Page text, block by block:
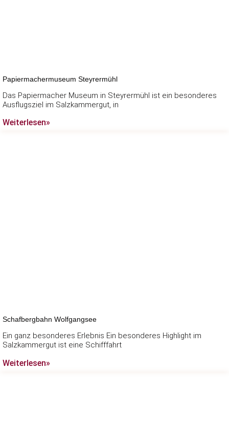
Papiermachermuseum Steyrermühl
Das Papiermacher Museum in Steyrermühl ist ein besonderes
Ausflugsziel im Salzkammergut, in
Weiterlesen»
Schafbergbahn Wolfgangsee
Ein ganz besonderes Erlebnis Ein besonderes Highlight im
Salzkammergut ist eine Schifffahrt
Weiterlesen»